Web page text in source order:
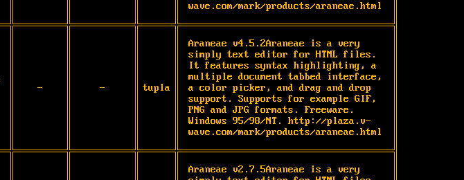
wave.com/mark/products/araneae.html
- - tupla
Araneae v4.5.2Araneae is a very
simply text editor for HTML files.
It features syntax highlighting, a
multiple document tabbed interface,
a color picker, and drag and drop
support. Supports for example GIF,
PNG and JPG formats. Freeware.
Windows 95/98/NT. http://plaza.v-
wave.com/mark/products/araneae.html
Araneae v2.7.5Araneae is a very